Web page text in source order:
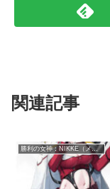
関連記事
勝利の女神：NIKKE（メガニケ）